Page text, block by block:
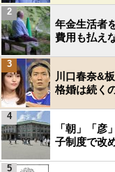
年金生活者
費用も払え
2
川口春奈&
格婚は続く
3
「朝」「
子制度で改
4
5